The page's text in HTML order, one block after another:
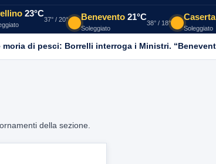
23°C
37° / 20° Benevento 21°C
Soleggiato
38° / 18°
Caserta
Soleggiato
moria di pesci: Borrelli interroga i Ministri.
della sezione.